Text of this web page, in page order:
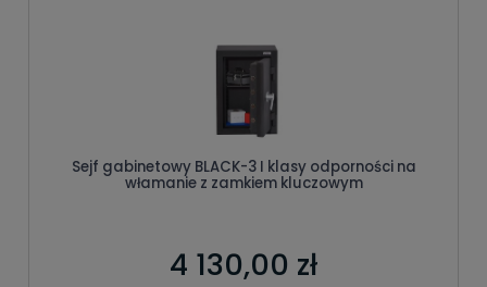
Sejf gabinetowy BLACK-3 I klasy odporności na
włamanie z zamkiem kluczowym
4 130,00 zł